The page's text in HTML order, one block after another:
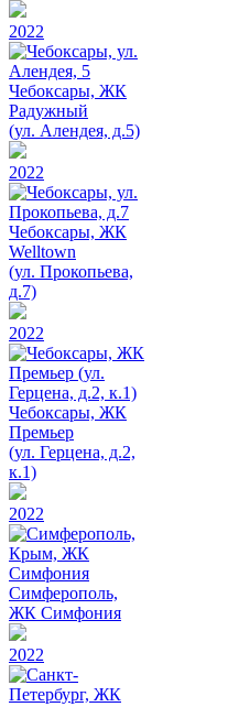
2022
Чебоксары, ЖК
Радужный
(ул. Алендея, д.5)
2022
Чебоксары, ЖК
Welltown
(ул. Прокопьева,
д.7)
2022
Чебоксары, ЖК
Премьер
(ул. Герцена, д.2,
к.1)
2022
Симферополь,
ЖК Симфония
2022